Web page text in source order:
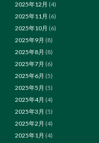
2025年12月 (4)
2025年11月 (6)
2025年10月 (6)
2025年9月 (8)
2025年8月 (8)
2025年7月 (6)
2025年6月 (5)
2025年5月 (5)
2025年4月 (4)
2025年3月 (5)
2025年2月 (4)
2025年1月 (4)